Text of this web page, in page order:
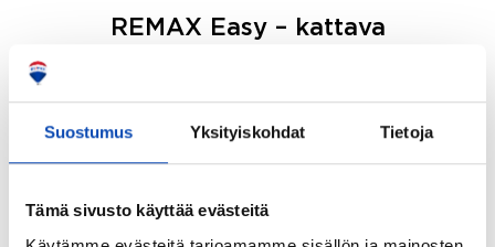
Suostumus Yksityiskohdat Tietoja
Tämä sivusto käyttää evästeitä
REMAX Easy – kattava
ostajille.
Tee ostotoimeksianto ja etsimme juuri